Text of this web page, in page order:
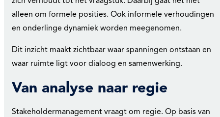
alleen om formele posities. Ook informele verhoudingen
en onderlinge dynamiek worden meegenomen.
Dit inzicht maakt zichtbaar waar spanningen ontstaan en
waar ruimte ligt voor dialoog en samenwerking.
Van analyse naar regie
Stakeholdermanagement vraagt om regie. Op basis van